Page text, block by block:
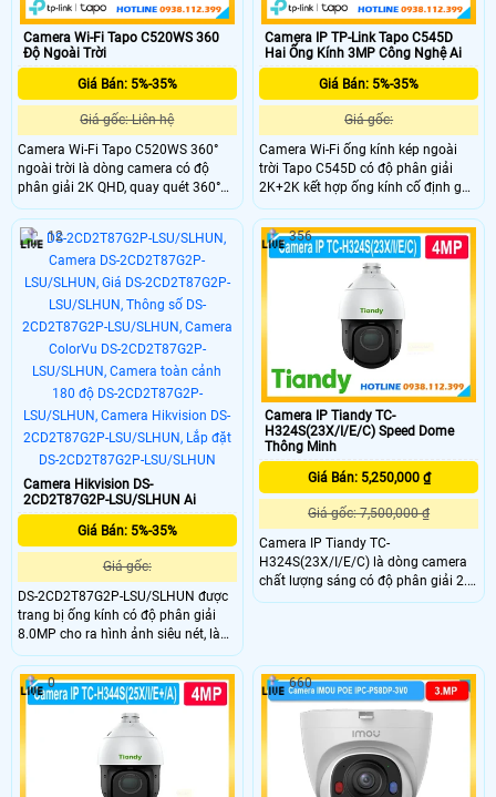
Camera Wi-Fi Tapo C520WS 360
Độ Ngoài Trời
Giá Bán: 5%-35%
Giá gốc: Liên hệ
Camera Wi-Fi Tapo C520WS 360°
ngoài trời là dòng camera có độ
phân giải 2K QHD, quay quét 360°
và nhìn đêm màu Starlight với tầm
nhìn lên đến 30m. Công nghệ thông
minh AI phát hiện chuyển độngh,
đàm thoại hai chiều, báo động âm
thanh và ánh sáng. Quản lý từ xa
qua ứng dụng Tapo
Camera IP TP-Link Tapo C545D
Hai Ống Kính 3MP Công Nghệ Ai
Giá Bán: 5%-35%
Giá gốc:
Camera Wi-Fi ống kính kép ngoài
trời Tapo C545D có độ phân giải
2K+2K kết hợp ống kính cố định góc
rộng và ống kính xoay/nghiêng
giám sát hai khu vực hỗ trợ theo dõi
kép động 360° Công nghệ nhận diện
AI thông minh. Kết nối LAN/Wi-Fi,
tuần tra khu vực, chuẩn kháng nước
và bụi IP66 .
Camera Hikvision DS-
2CD2T87G2P-LSU/SLHUN Ai
Giá Bán: 5%-35%
Giá gốc:
DS-2CD2T87G2P-LSU/SLHUN được
trang bị ống kính có độ phân giải
8.0MP cho ra hình ảnh siêu nét, là
dòng camera có 2 mắt kết hợp nhìn
góc nhìn rộng lên đến 180 độ, không
bị méo hình ở khoảng cách 1m,
trang bị đèn Led tầm xa nhìn có
màu vào ban đêm lên đến 40m.
12
Camera IP Tiandy TC-
H324S(23X/I/E/C) Speed Dome
Thông Minh
Giá Bán: 5,250,000 ₫
Giá gốc: 7,500,000 ₫
Camera IP Tiandy TC-
H324S(23X/I/E/C) là dòng camera
chất lượng sáng có độ phân giải 2.0
Megapixel FULL HD 1080P . Chức
khoảng cách lên đến 150m.
356
0 660